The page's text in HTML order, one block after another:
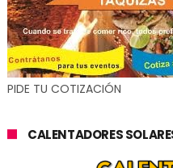
PIDE TU COTIZACIÓN
CALENTADORES